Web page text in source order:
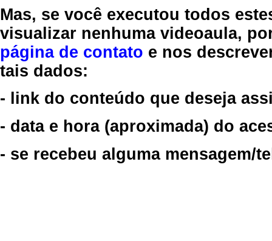
Mas, se você executou todos
visualizar nenhuma videoaula,
página de contato e nos
tais dados:
- link do conteúdo que deseja
- data e hora (aproximada) do
- se recebeu alguma mensagem/